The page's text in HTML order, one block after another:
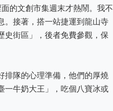
的文創市集週末才熱鬧。我不
。接著，搭一站捷運到龍山寺
史街區」，後者免費參觀，保
排隊的心理準備，他們的厚燒
一牛奶大王」，吃個八寶冰或